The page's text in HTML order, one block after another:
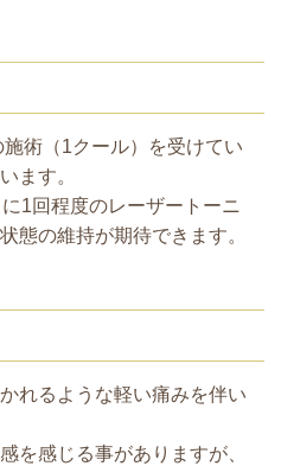
術（1クール）を受けてい
ます。
1回程度のレーザートーニ
態の維持が期待できます。
れるような軽い痛みを伴い
を感じる事がありますが、